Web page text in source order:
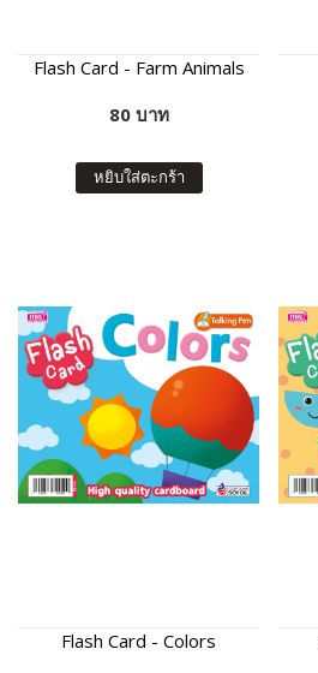
Flash Card - Farm Animals
80 บาท
หยิบใส่ตะกร้า
Flash Card - Colors